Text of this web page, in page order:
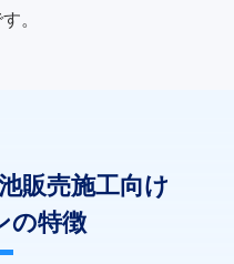
。
販売施工向け
の特徴